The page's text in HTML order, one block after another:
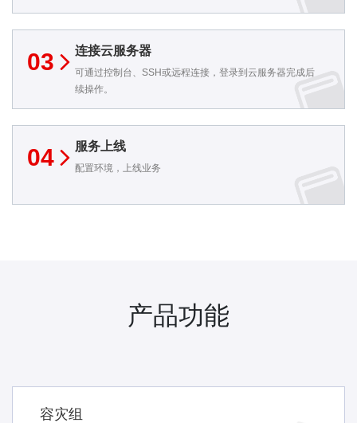
连接云服务器
可通过控制台、SSH或远程连接，登录到云服务器完成后
续操作。
03
服务上线
配置环境，上线业务
04
产品功能
容灾组